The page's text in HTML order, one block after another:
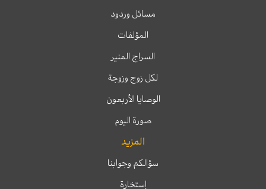
مسائل وردود
المؤلفات
السراج المنير
لكل زوج وزوجة
الوصايا الأربعون
صورة اليوم
المزيد
سؤالكم وجوابنا
إستخارة